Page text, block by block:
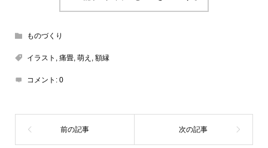
ものづくり
イラスト 痛畳, 萌え 額縁
コメント: 0